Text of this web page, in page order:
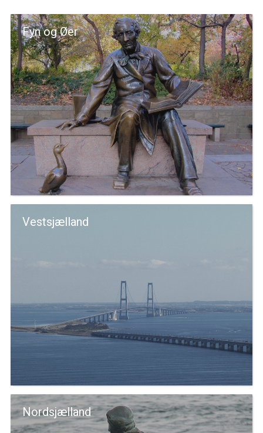
Fyn og Øer
Vestsjælland
Nordsjælland